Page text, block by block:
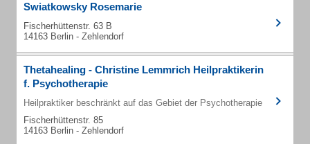
Swiatkowsky Rosemarie
Fischerhüttenstr. 63 B
14163 Berlin - Zehlendorf
Thetahealing - Christine Lemmrich Heilpraktikerin
f. Psychotherapie
Heilpraktiker beschränkt auf das Gebiet der Psychotherapie
Fischerhüttenstr. 85
14163 Berlin - Zehlendorf